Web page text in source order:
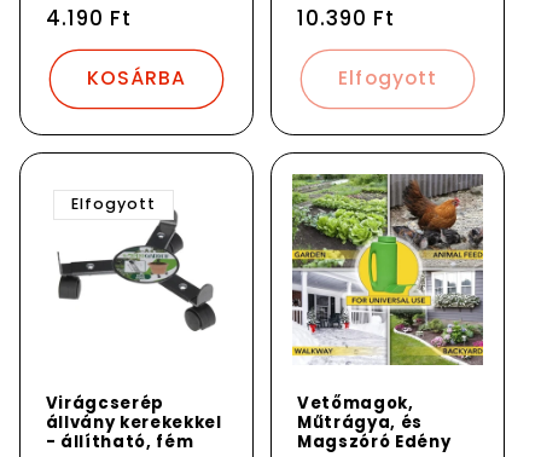
Normál
ár
4.190 Ft
KOSÁRBA
Normál
ár
10.390 Ft
Elfogyott
Elfogyott
Virágcserép
állvány kerekekkel
- állítható, fém
Vetőmagok,
Műtrágya, és
Magszóró Edény